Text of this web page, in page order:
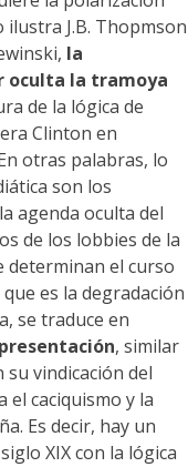
ilustra J.B. Thopmson
la
oculta la tramoya
de la lógica de
Clinton en
otras palabras, lo
son los
agenda oculta del
de los lobbies de la
determinan el curso
es la degradación
se traduce en
, similar
su vindicación del
caciquismo y la
Es decir, hay un
XIX con la lógica